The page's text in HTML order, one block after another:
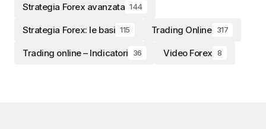
Strategia Forex avanzata 144
Strategia Forex: le basi 115 Trading Online 317
Trading online – Indicatori 36 Video Forex 8